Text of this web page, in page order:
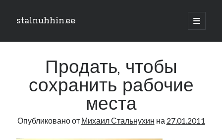
stalnuhhin.ee
отрыть
Боковая
панель
В мире
Продать, чтобы
сохранить рабочие
места
Опубликовано от Михаил Стальнухин на 27.01.2011